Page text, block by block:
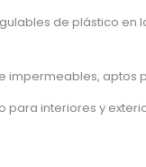
de plástico en
impermeables, aptos
para interiores y